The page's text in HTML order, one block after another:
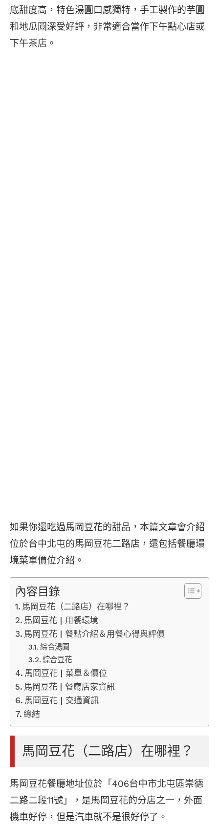
底甜度高，特色湯圓口感獨特，手工製作的芋圓
和地瓜圓深受好評，非常適合當作下午點心店或
下午茶店。
如果你還吃過馬岡豆花的甜品，本篇文章會介紹
位於台中北屯的馬岡豆花二路店，還包括餐廳環
境菜單價位介紹。
內容目錄
馬岡豆花（二路店）在哪裡？
馬岡豆花 | 用餐環境
馬岡豆花 | 餐點介紹＆用餐心得與評價
綜合湯圓
綜合豆花
馬岡豆花 | 菜單＆價位
馬岡豆花 | 餐廳店家資訊
馬岡豆花 | 交通資訊
總結
馬岡豆花（二路店）在哪裡？
馬岡豆花餐廳地址位於「406台中市北屯區崇德
二路二段11號」，是馬岡豆花的分店之一，外面
機車好停，但是汽車就不是很好停了。